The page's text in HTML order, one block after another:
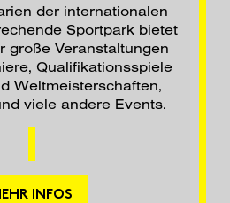
der internationalen
Sportpark bietet
große Veranstaltungen
Qualifikationsspiele
Weltmeisterschaften,
viele andere Events.
INFOS